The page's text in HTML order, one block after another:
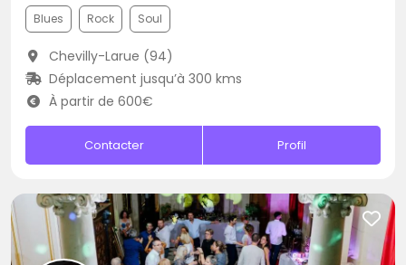
Blues Rock Soul
Chevilly-Larue (94)
Déplacement jusqu’à 300 kms
À partir de 600€
Contacter Profil